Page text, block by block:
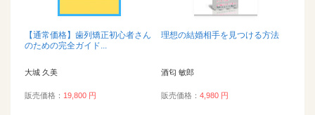
【通常価格】歯列矯正初心者さん
のための完全ガイド...
大城 久美
販売価格： 19,800 円
理想の結婚相手を見つける方法
酒匂 敏郎
販売価格： 4,980 円